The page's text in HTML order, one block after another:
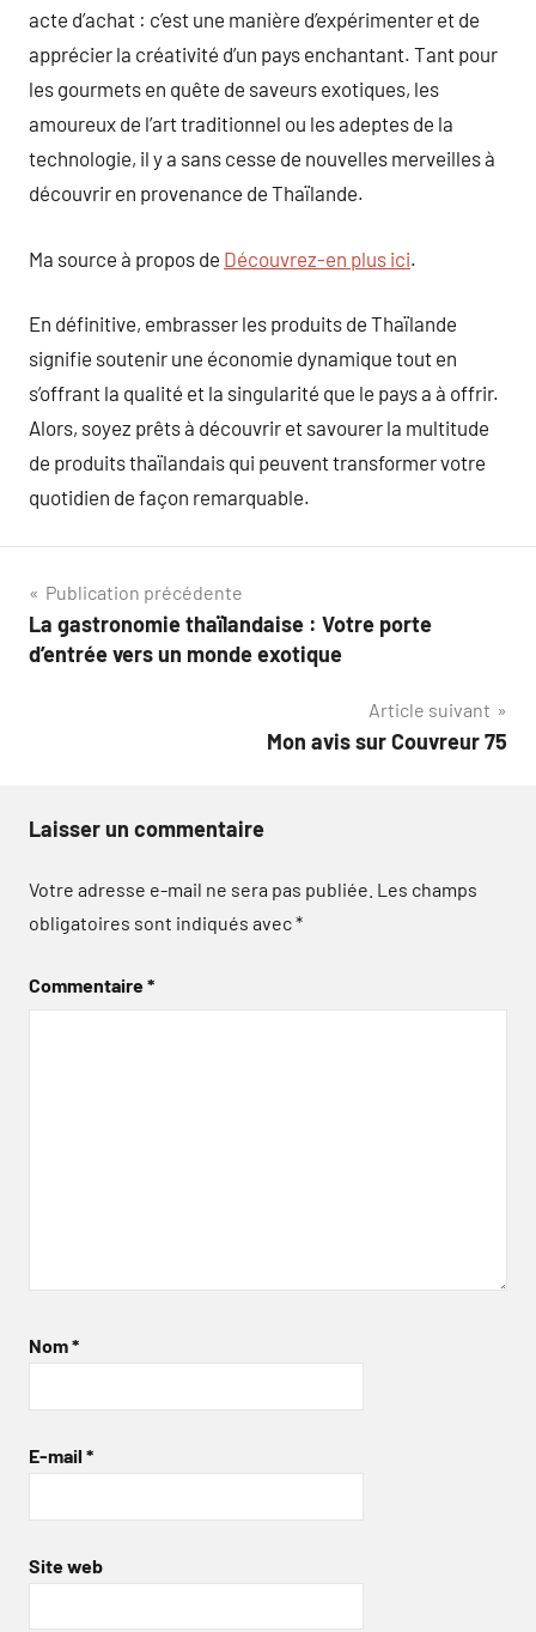
acte d’achat : c’est une manière d’expérimenter et de
apprécier la créativité d’un pays enchantant. Tant pour
les gourmets en quête de saveurs exotiques, les
amoureux de l’art traditionnel ou les adeptes de la
technologie, il y a sans cesse de nouvelles merveilles à
découvrir en provenance de Thaïlande.
Ma source à propos de Découvrez-en plus ici.
En définitive, embrasser les produits de Thaïlande
signifie soutenir une économie dynamique tout en
s’offrant la qualité et la singularité que le pays a à offrir.
Alors, soyez prêts à découvrir et savourer la multitude
de produits thaïlandais qui peuvent transformer votre
quotidien de façon remarquable.
Navigation
de
Publication précédente
La gastronomie thaïlandaise : Votre porte
d’entrée vers un monde exotique
Article suivant
Mon avis sur Couvreur 75
Laisser un commentaire
Votre adresse e-mail ne sera pas publiée. Les champs
obligatoires sont indiqués avec*
Commentaire*
Nom*
E-mail *
Site web